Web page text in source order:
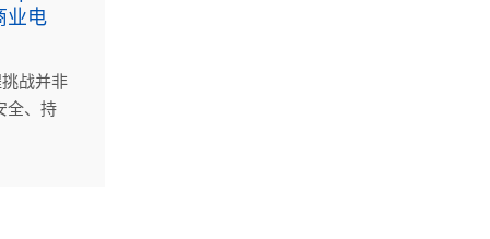
业电
战并非
全、持
巨大热